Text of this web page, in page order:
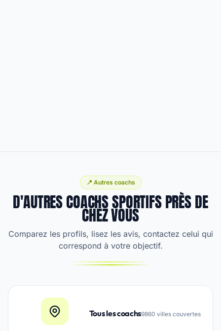
📍 Autres coachs
D'AUTRES COACHS SPORTIFS PRÈS DE
CHEZ VOUS
Comparez les profils, lisez les avis, contactez celui qui
correspond à votre objectif.
Tous les coachs9860 villes couvertes